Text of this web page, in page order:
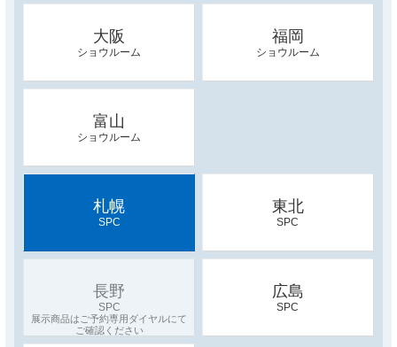
大阪
ショウルーム
福岡
ショウルーム
富山
ショウルーム
札幌
SPC
東北
SPC
長野
SPC
広島
SPC